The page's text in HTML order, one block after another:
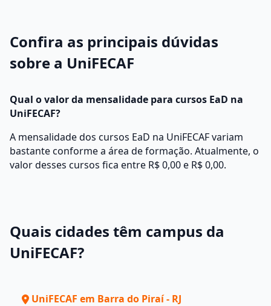
Confira as principais dúvidas
sobre a UniFECAF
Qual o valor da mensalidade para cursos EaD na
UniFECAF?
A mensalidade dos cursos EaD na UniFECAF variam
bastante conforme a área de formação. Atualmente, o
valor desses cursos fica entre R$ 0,00 e R$ 0,00.
Quais cidades têm campus da
UniFECAF?
UniFECAF em Barra do Piraí - RJ